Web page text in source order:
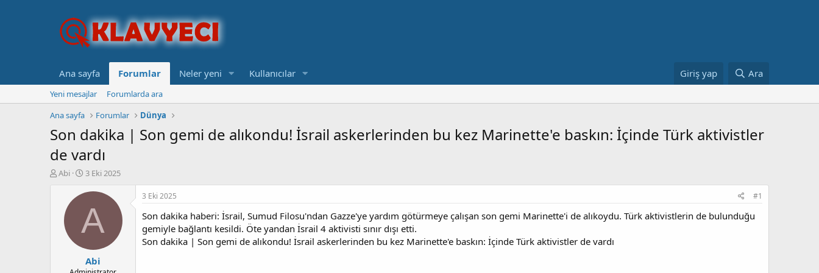
Ana sayfa Forumlar Neler yeni Kullanıcılar Giriş yap Ara
Yeni mesajlar
Forumlarda ara
Ana sayfa
Forumlar Dünya
Son dakika | Son gemi de alıkondu! İsrail askerlerinden bu kez Marinette'e baskın: İçinde Türk aktivistler
de vardı
K
Abi
B
ş
a
n
ı
ç
3 Eki 2025
A
Abi
3 Eki 2025 #1
Son dakika haberi: İsrail, Sumud Filosu'ndan Gazze'ye yardım götürmeye çalışan son gemi Marinette'i de alıkoydu. Türk aktivistlerin de bulunduğu
gemiyle bağlantı kesildi. Öte yandan İsrail 4 aktivisti sınır dışı etti.
Son dakika | Son gemi de alıkondu! İsrail askerlerinden bu kez Marinette'e baskın: İçinde Türk aktivistler de vardı